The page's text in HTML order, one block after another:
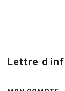
Lettre